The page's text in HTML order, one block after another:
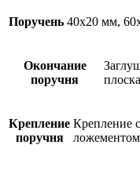
Поручень 40х20 мм,
Окончание
поручня
Крепление
поручня
Крепление